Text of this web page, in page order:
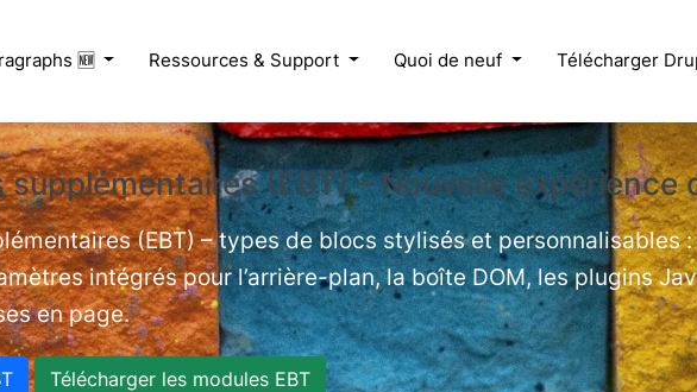
🆕 Ressources & Support Quoi de neuf Télécharger
(EBT) – Nouvelle expérience
(EBT) – types de blocs stylisés et personnalisables
intégrés pour l’arrière-plan, la boîte DOM, les plugins
en page.
Télécharger les modules EBT